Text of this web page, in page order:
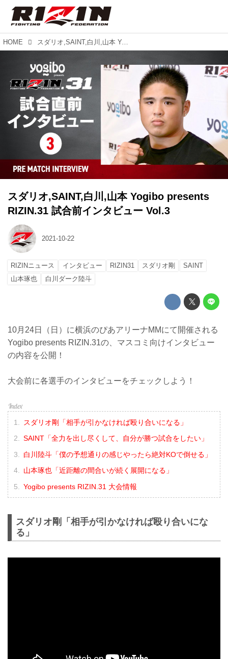
HOME スダリオ,SAINT,白川,山本 Yogibo presents RIZIN.31 試合前インタビュー Vol.3
スダリオ,SAINT,白川,山本 Yogibo presents
RIZIN.31 試合前インタビュー Vol.3
2021-10-22
RIZINニュース インタビュー RIZIN31 スダリオ剛
SAINT
山本琢也
白川ダーク陸斗
10月24日（日）に横浜のぴあアリーナMMにて開催される
Yogibo presents RIZIN.31の、マスコミ向けインタビュー
の内容を公開！
大会前に各選手のインタビューをチェックしよう！
スダリオ剛「相手が引かなければ殴り合いになる」
SAINT「全力を出し尽くして、自分が勝つ試合をしたい」
白川陸斗「僕の予想通りの感じやったら絶対KOで倒せる」
山本琢也「近距離の間合いが続く展開になる」
Yogibo presents RIZIN.31 大会情報
スダリオ剛「相手が引かなければ殴り合いにな
る」